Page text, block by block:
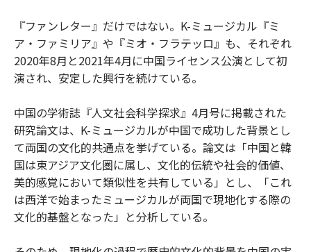
『ファンレター』だけではない。K-ミュージカル『ミ
ア・ファミリア』や『ミオ・フラテッロ』も、それぞれ
2020年8月と2021年4月に中国ライセンス公演として初
演され、安定した興行を続けている。
中国の学術誌『人文社会科学探求』4月号に掲載された
研究論文は、K-ミュージカルが中国で成功した背景とし
て両国の文化的共通点を挙げている。論文は「中国と韓
国は東アジア文化圏に属し、文化的伝統や社会的価値、
美的感覚において類似性を共有している」とし、「これ
は西洋で始まったミュージカルが両国で現地化する際の
文化的基盤となった」と分析している。